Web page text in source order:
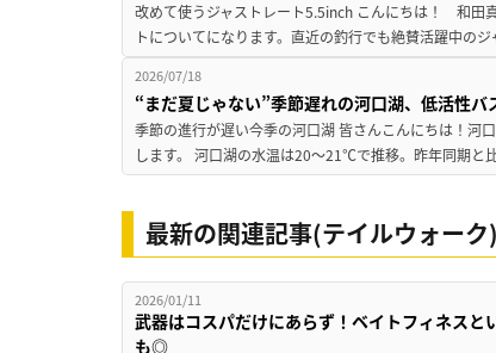
改めて使うジャストレート5.5inch こんにちは！ 和田
トについてになります。直近の釣行でも絶賛活躍中
2026/07/18
“まだ夏じゃない”季節遅れの河口湖、低活性バ
季節の進行が遅い今季の河口湖 皆さんこんにちは！河
します。 河口湖の水温は20～21℃で推移。昨年同期
最新の関連記事(テイルウォーク)
2026/01/11
武器はコスパだけにあらず！ベイトフィネス
も◎